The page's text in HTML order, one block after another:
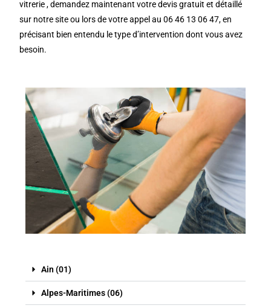
vitrerie , demandez maintenant votre devis gratuit et détaillé
sur notre site ou lors de votre appel au 06 46 13 06 47, en
précisant bien entendu le type d’intervention dont vous avez
besoin.
Ain (01)
Alpes-Maritimes (06)